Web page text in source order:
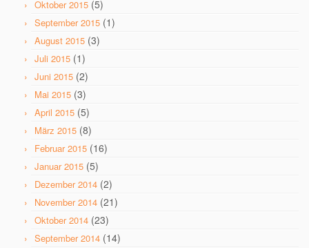
Oktober 2015 (5)
September 2015 (1)
August 2015 (3)
Juli 2015 (1)
Juni 2015 (2)
Mai 2015 (3)
April 2015 (5)
März 2015 (8)
Februar 2015 (16)
Januar 2015 (5)
Dezember 2014 (2)
November 2014 (21)
Oktober 2014 (23)
September 2014 (14)